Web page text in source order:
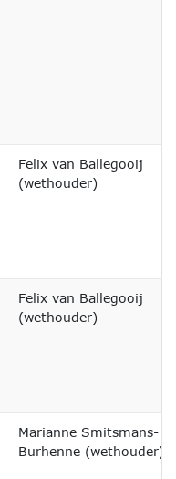
Felix van Ballegooij
(wethouder)
Felix van Ballegooij
(wethouder)
Marianne Smitsmans-
Burhenne (wethouder)